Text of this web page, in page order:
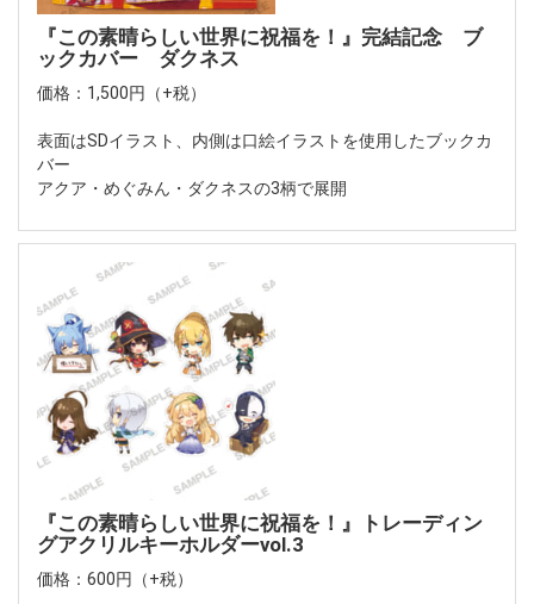
『この素晴らしい世界に祝福を！』完結記念 ブ
ックカバー ダクネス
価格：1,500円（+税）
表面はSDイラスト、内側は口絵イラストを使用したブックカ
バー
アクア・めぐみん・ダクネスの3柄で展開
『この素晴らしい世界に祝福を！』トレーディン
グアクリルキーホルダーvol.3
価格：600円（+税）